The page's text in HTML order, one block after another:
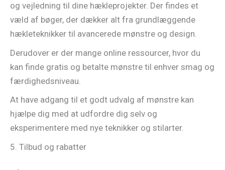
og vejledning til dine hækleprojekter. Der findes et
væld af bøger, der dækker alt fra grundlæggende
hækleteknikker til avancerede mønstre og design.
Derudover er der mange online ressourcer, hvor du
kan finde gratis og betalte mønstre til enhver smag og
færdighedsniveau.
At have adgang til et godt udvalg af mønstre kan
hjælpe dig med at udfordre dig selv og
eksperimentere med nye teknikker og stilarter.
5. Tilbud og rabatter